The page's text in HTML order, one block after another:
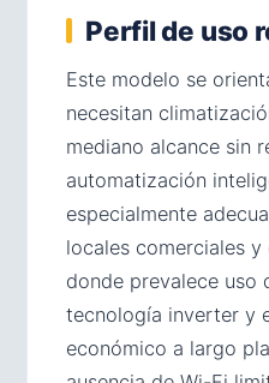
Perfil de uso
Este modelo se
necesitan
mediano alcance sin
automatización
especialmente
locales comerciales
donde prevalece uso
tecnología inverter y
económico a largo